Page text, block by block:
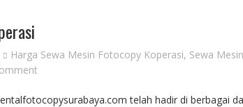
Harga Sewa Mesin Fotocopy Koperasi, Sewa
telah hadir di berbagai